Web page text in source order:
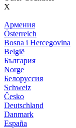
X
Армения
Österreich
Bosna i Hercegovina
België
България
Norge
Белоруссия
Schweiz
Česko
Deutschland
Danmark
España